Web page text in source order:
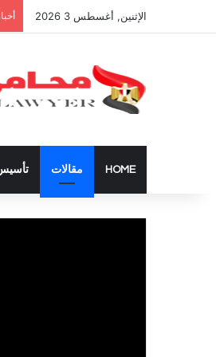
الإثنين, أغسطس 3 2026
HOME مقالات